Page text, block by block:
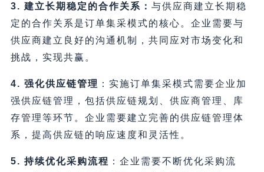
3. 建立长期稳定的合作关系： 与供应商建立长期稳
定的合作关系是订单集采模式的核心。企业需要与
供应商建立良好的沟通机制，共同应对市场变化和
挑战，实现共赢。
4. 强化供应链管理 ：实施订单集采模式需要企业加
强供应链管理，包括供应链规划、供应商管理、库
存管理等环节。企业需要建立完善的供应链管理体
系，提高供应链的响应速度和灵活性。
5. 持续优化采购流程 ：企业需要不断优化采购流